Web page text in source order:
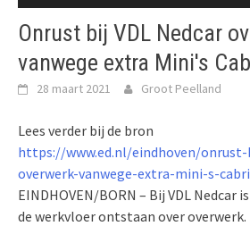
Onrust bij VDL Nedcar
vanwege extra Mini's
28 maart 2021 Groot Peelland
Lees verder bij de bron
https://www.ed.nl/eindhoven/
overwerk-vanwege-extra-mini-s-
EINDHOVEN/BORN – Bij VDL
de werkvloer ontstaan over overwerk.